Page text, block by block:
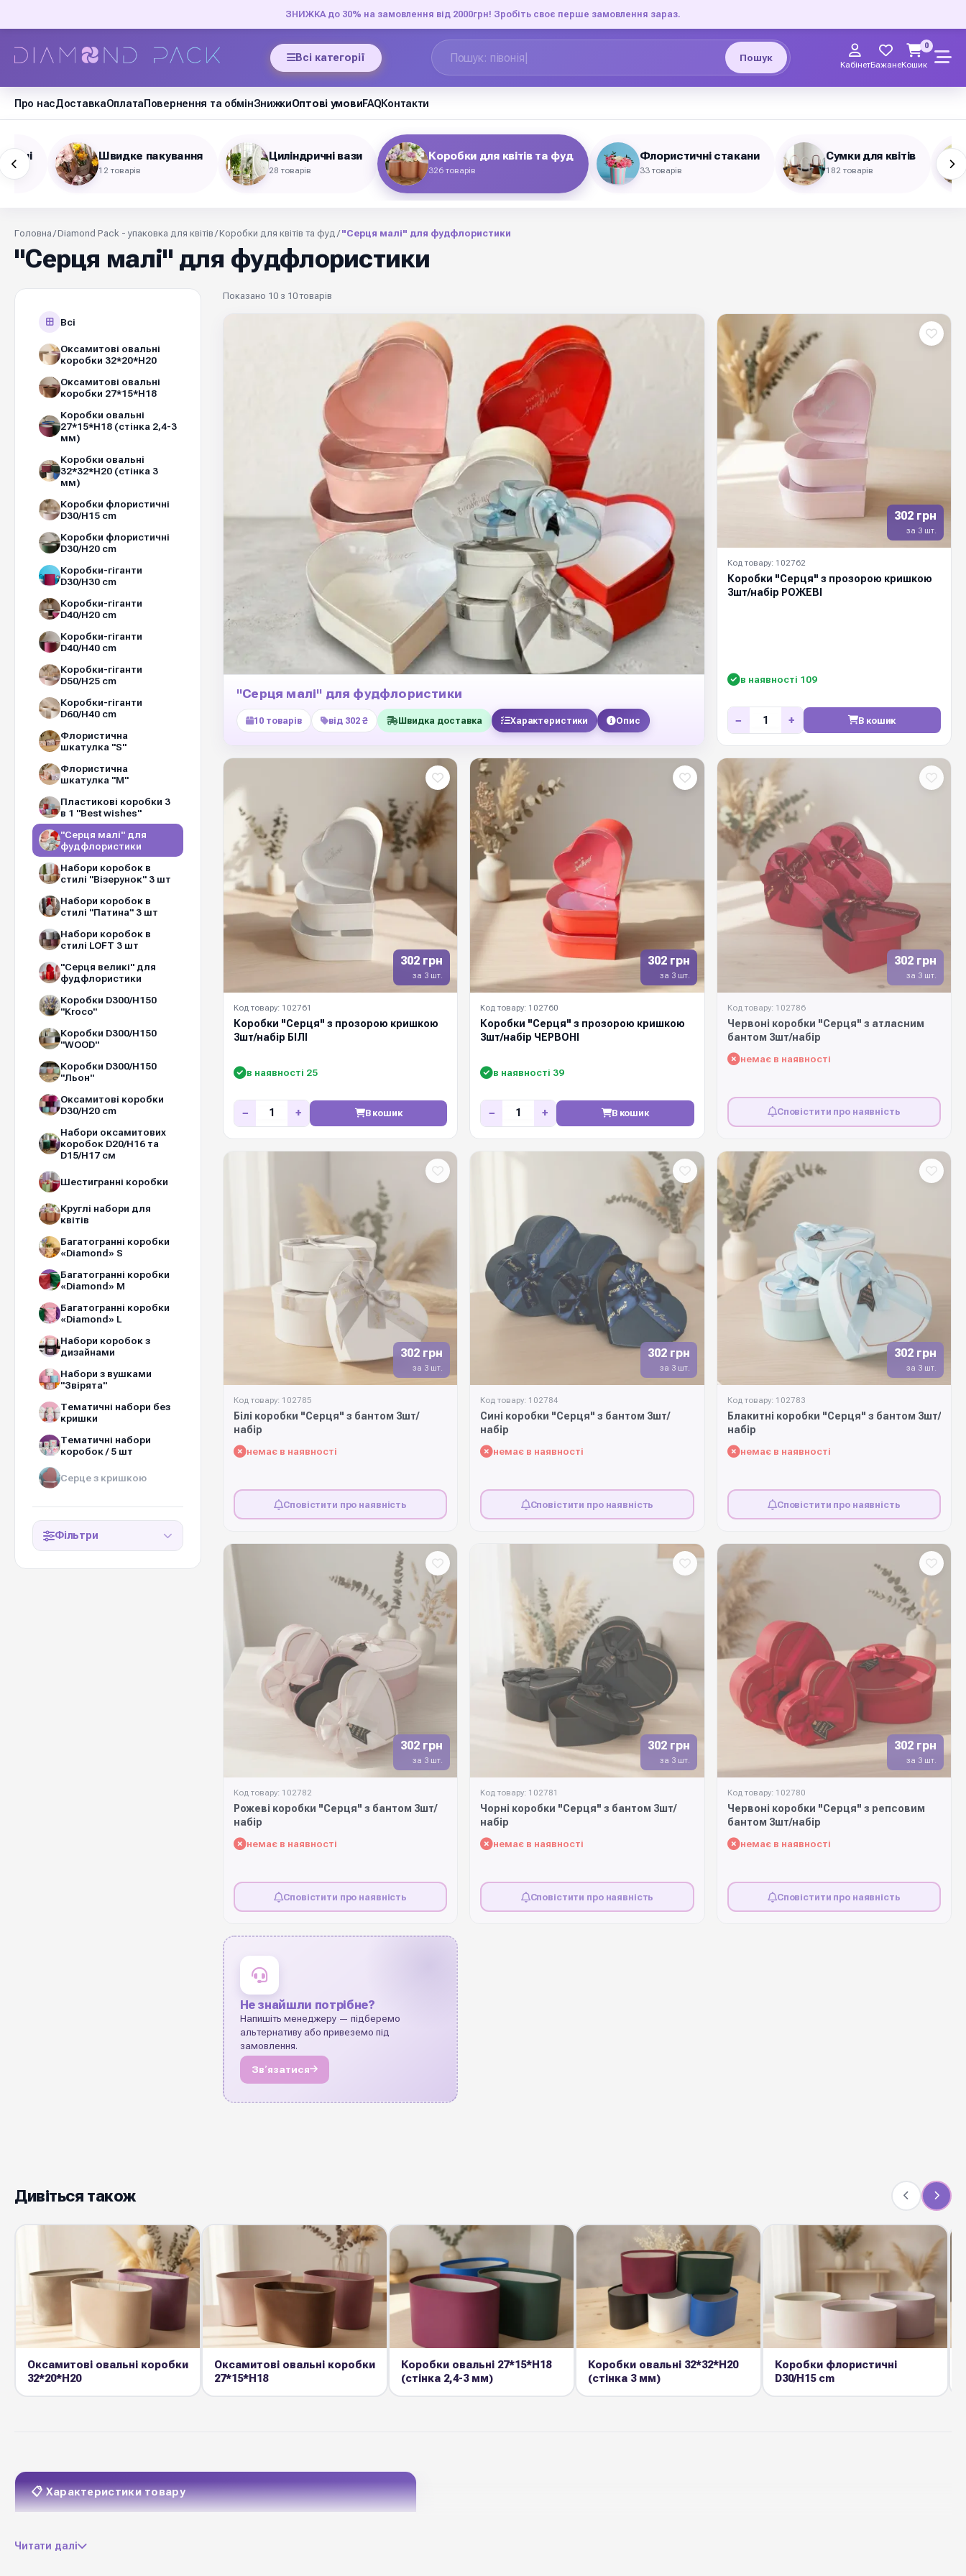
ЗНИЖКА до 30% на замовлення від 2000грн! Зробіть своє перше замовлення зараз.
Всі категорії Пошук
КабінетБажанеКошик
0
Про насДоставкаОплатаПовернення та обмінЗнижкиОптові умовиFAQКонтакти
Швидке пакування
12 товарів
Циліндричні вази
28 товарів
Коробки для квітів та фуд
326 товарів
Флористичні стакани
33 товарів
Сумки для квітів
182 товарів
Головна /Diamond Pack - упаковка для квітів /Коробки для квітів та фуд / "Серця малі" для фудфлористики
"Серця малі" для фудфлористики
Всі
Оксамитові овальні
коробки 32*20*Н20
Оксамитові овальні
коробки 27*15*Н18
Коробки овальні
27*15*Н18 (стінка 2,4-3
мм)
Коробки овальні
32*32*Н20 (стінка 3
мм)
Коробки флористичні
D30/H15 cm
Коробки флористичні
D30/H20 cm
Коробки-гіганти
D30/H30 cm
Коробки-гіганти
D40/H20 cm
Коробки-гіганти
D40/H40 cm
Коробки-гіганти
D50/H25 cm
Коробки-гіганти
D60/H40 cm
Флористична
шкатулка "S"
Флористична
шкатулка "М"
Пластикові коробки 3
в 1 "Best wishes"
"Серця малі" для
фудфлористики
Набори коробок в
стилі "Візерунок" 3 шт
Набори коробок в
стилі "Патина" 3 шт
Набори коробок в
стилі LOFT 3 шт
"Серця великі" для
фудфлористики
Коробки D300/H150
"Kroco"
Коробки D300/H150
"WOOD"
Коробки D300/H150
"Льон"
Оксамитові коробки
D30/H20 cm
Набори оксамитових
коробок D20/Н16 та
D15/Н17 см
Шестигранні коробки
Круглі набори для
квітів
Багатогранні коробки
«Diamond» S
Багатогранні коробки
«Diamond» M
Багатогранні коробки
«Diamond» L
Набори коробок з
дизайнами
Набори з вушками
"Звірята"
Тематичні набори без
кришки
Тематичні набори
коробок / 5 шт
Серце з кришкою
Фільтри
Показано 10 з 10 товарів
"Серця малі" для фудфлористики
10 товарів від 302 ₴ Швидка доставка Характеристики Опис
302 грн
за 3 шт.
Код товару: 102762
Коробки "Серця" з прозорою кришкою
3шт/набір РОЖЕВІ
в наявності 109
− + В кошик
302 грн
за 3 шт.
Код товару: 102761
Коробки "Серця" з прозорою кришкою
3шт/набір БІЛІ
в наявності 25
− + В кошик
302 грн
за 3 шт.
Код товару: 102760
Коробки "Серця" з прозорою кришкою
3шт/набір ЧЕРВОНІ
в наявності 39
− + В кошик
302 грн
за 3 шт.
Код товару: 102786
Червоні коробки "Серця" з атласним
бантом 3шт/набір
немає в наявності
Сповістити про наявність
302 грн
за 3 шт.
Код товару: 102785
Білі коробки "Серця" з бантом 3шт/
набір
немає в наявності
Сповістити про наявність
302 грн
за 3 шт.
Код товару: 102784
Сині коробки "Серця" з бантом 3шт/
набір
немає в наявності
Сповістити про наявність
302 грн
за 3 шт.
Код товару: 102783
Блакитні коробки "Серця" з бантом 3шт/
набір
немає в наявності
Сповістити про наявність
302 грн
за 3 шт.
Код товару: 102782
Рожеві коробки "Серця" з бантом 3шт/
набір
немає в наявності
Сповістити про наявність
302 грн
за 3 шт.
Код товару: 102781
Чорні коробки "Серця" з бантом 3шт/
набір
немає в наявності
Сповістити про наявність
302 грн
за 3 шт.
Код товару: 102780
Червоні коробки "Серця" з репсовим
бантом 3шт/набір
немає в наявності
Сповістити про наявність
Не знайшли потрібне?
Напишіть менеджеру — підберемо
альтернативу або привеземо під
замовлення.
Звʼязатися
Дивіться також
Оксамитові овальні коробки
32*20*Н20
Оксамитові овальні коробки
27*15*Н18
Коробки овальні 27*15*Н18
(стінка 2,4-3 мм)
Коробки овальні 32*32*Н20
(стінка 3 мм)
Коробки флористичні
D30/H15 cm
📋 Характеристики товару
Читати далі